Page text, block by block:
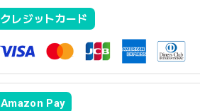
クレジットカード
Amazon Pay